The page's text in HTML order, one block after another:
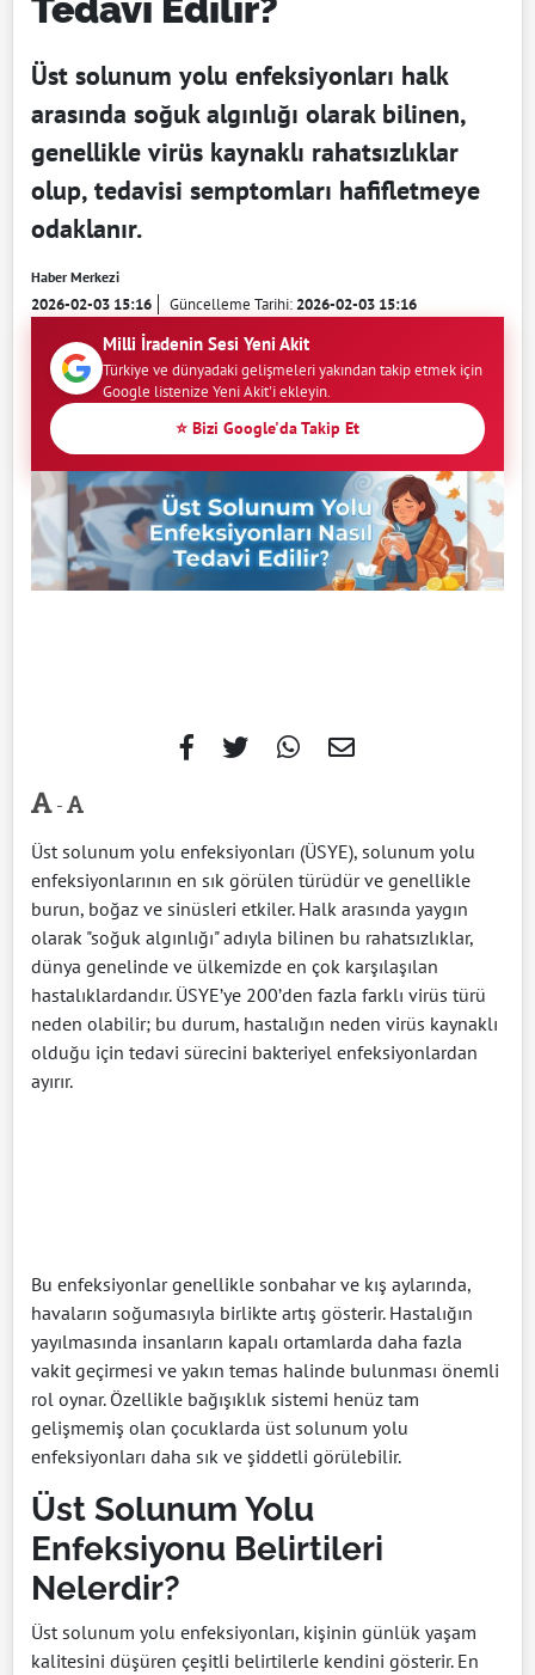
Üst solunum yolu enfeksiyonları halk
arasında soğuk algınlığı olarak bilinen,
genellikle virüs kaynaklı rahatsızlıklar
olup, tedavisi semptomları hafifletmeye
odaklanır.
Haber Merkezi
2026-02-03 15:16 Güncelleme Tarihi:2026-02-03 15:16
Milli İradenin Sesi Yeni Akit
Türkiye ve dünyadaki gelişmeleri yakından takip etmek için
Google listenize Yeni Akit'i ekleyin.
⭐ Bizi Google'da Takip Et
-
Üst solunum yolu enfeksiyonları (ÜSYE), solunum yolu
enfeksiyonlarının en sık görülen türüdür ve genellikle
burun, boğaz ve sinüsleri etkiler. Halk arasında yaygın
olarak "soğuk algınlığı" adıyla bilinen bu rahatsızlıklar,
dünya genelinde ve ülkemizde en çok karşılaşılan
hastalıklardandır. ÜSYE’ye 200’den fazla farklı virüs türü
neden olabilir; bu durum, hastalığın neden virüs kaynaklı
olduğu için tedavi sürecini bakteriyel enfeksiyonlardan
ayırır.
Bu enfeksiyonlar genellikle sonbahar ve kış aylarında,
havaların soğumasıyla birlikte artış gösterir. Hastalığın
yayılmasında insanların kapalı ortamlarda daha fazla
vakit geçirmesi ve yakın temas halinde bulunması önemli
rol oynar. Özellikle bağışıklık sistemi henüz tam
gelişmemiş olan çocuklarda üst solunum yolu
enfeksiyonları daha sık ve şiddetli görülebilir.
Üst Solunum Yolu
Enfeksiyonu Belirtileri
Nelerdir?
Üst solunum yolu enfeksiyonları, kişinin günlük yaşam
kalitesini düşüren çeşitli belirtilerle kendini gösterir. En